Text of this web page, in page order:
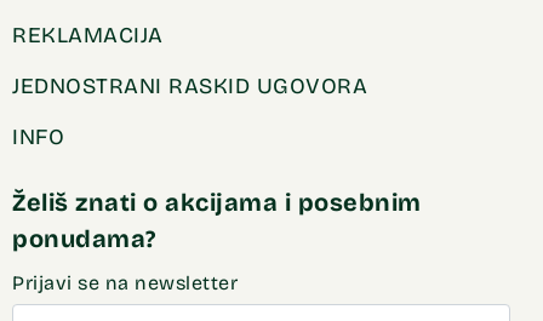
REKLAMACIJA
JEDNOSTRANI RASKID UGOVORA
INFO
Želiš znati o akcijama i posebnim
ponudama?
Prijavi se na newsletter